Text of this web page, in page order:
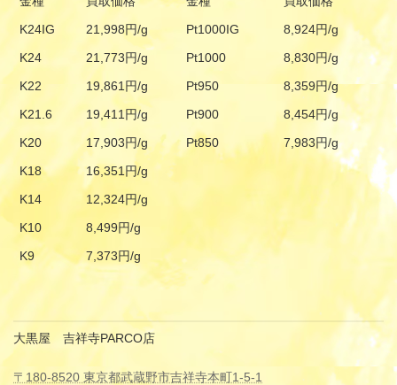
K24IG
21,998円/g Pt1000IG
8,924円/g
K24
21,773円/g Pt1000
8,830円/g
K22
19,861円/g Pt950
8,359円/g
K21.6
19,411円/g Pt900
8,454円/g
K20
17,903円/g Pt850
7,983円/g
K18
16,351円/g
K14
12,324円/g
K10
8,499円/g
K9
7,373円/g
大黒屋 吉祥寺PARCO店
〒180-8520 東京都武蔵野市吉祥寺本町1-5-1